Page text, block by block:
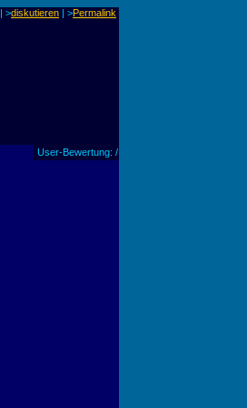
| >diskutieren | >Permalink
User-Bewertung: /